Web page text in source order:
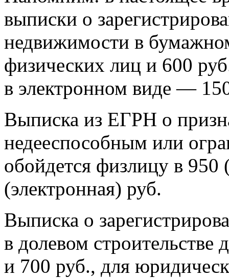
выписки о
недвижимости в
физических лиц и 600
в электронном виде —
Выписка из ЕГРН о
недееспособным или
обойдется физлицу в
(электронная) руб.
Выписка о
в долевом
и 700 руб., для